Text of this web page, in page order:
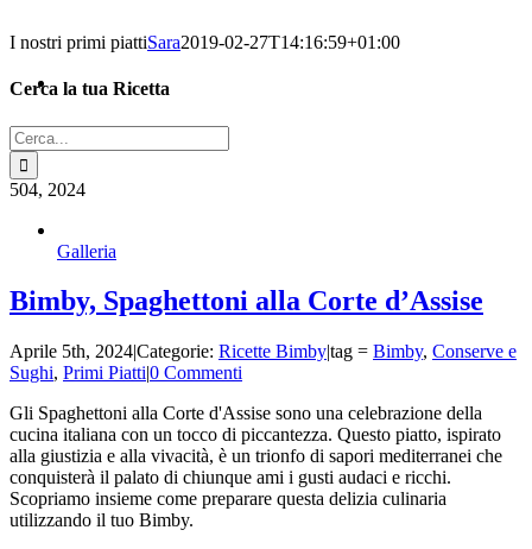
I nostri primi piattiSara2019-02-27T14:16:59+01:00
Cerca la tua Ricetta
Cerca
per:
504, 2024
Galleria
Bimby, Spaghettoni alla Corte d’Assise
Aprile 5th, 2024|Categorie: Ricette Bimby|tag = Bimby, Conserve e
Sughi, Primi Piatti|0 Commenti
Gli Spaghettoni alla Corte d'Assise sono una celebrazione della
cucina italiana con un tocco di piccantezza. Questo piatto, ispirato
alla giustizia e alla vivacità, è un trionfo di sapori mediterranei che
conquisterà il palato di chiunque ami i gusti audaci e ricchi.
Scopriamo insieme come preparare questa delizia culinaria
utilizzando il tuo Bimby.